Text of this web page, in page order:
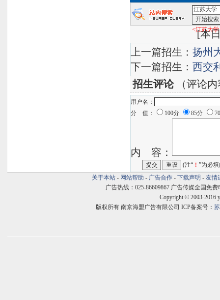
<江苏大
[本
上一篇招生： 扬州
下一篇招生： 西交
招生评论（评论内
用户名：
分 值：
100分 85分
内 容：
(注“ ！ ”为必
关于本站 - 网站帮助 - 广告合作 - 下载声明 - 友情
广告热线：025-86609867 广告传媒全国免费
Copyright © 2003-2016
版权所有 南京海盟广告有限公司 ICP备案号：